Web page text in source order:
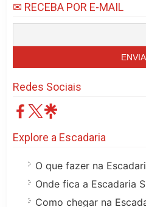
✉ RECEBA POR E-MAIL
Redes Sociais
Explore a Escadaria
O que fazer na
Onde fica a Escadaria
Como chegar na